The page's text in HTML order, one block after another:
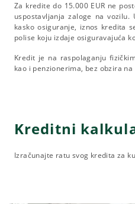
Za kredite do 15.000 EUR ne
uspostavljanja zaloge na
kasko osiguranje, iznos kredita
polise koju izdaje osiguravajuća
Kredit je na raspolaganju
kao i penzionerima, bez obzira
Kreditni
Izračunajte ratu svog kredita za